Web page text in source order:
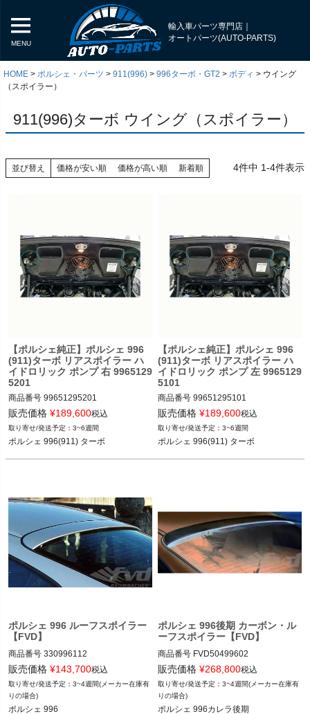
MENU
輸入車パーツ専門店｜
オートパーツ(AUTO-PARTS)
HOME ポルシェ・パーツ 911(996) 996ターボ・GT2 ボディ
ウイング
（スポイラー）
911(996)ターボ ウイング（スポイラー）
並び替え 価格が安い順 価格が高い順 新着順 4件中 1-4件表示
【ポルシェ純正】ポルシェ 996
(911)ターボ リアスポイラー ハ
イドロリック ポンプ 右 9965129
5201
商品番号 99651295201
ポルシェ 996(911) ターボ 01-04
販売価格 ¥189,600税込
3~6週間
ポルシェ 996(911) ターボ
【ポルシェ純正】ポルシェ 996
(911)ターボ リアスポイラー ハ
イドロリック ポンプ 左 9965129
5101
商品番号 99651295101
ポルシェ 996(911) ターボ 01-04
販売価格 ¥189,600税込
3~6週間
ポルシェ 996(911) ターボ
ポルシェ 996 ルーフスポイラー
【FVD】
商品番号 330996112
12FVD：330 996 112
ポルシェ 996 98-05
販売価格 ¥143,700税込
3~4週間(メーカー在庫有
りの場合)
ポルシェ 996
ポルシェ 996後期 カーボン・ル
ーフスポイラー【FVD】
商品番号 FVD50499602
12FVD：FVD 504 996 02
ポルシェ 996カレラ後期 02-05
販売価格 ¥268,800税込
3~4週間(メーカー在庫有
りの場合)
ポルシェ 996カレラ後期